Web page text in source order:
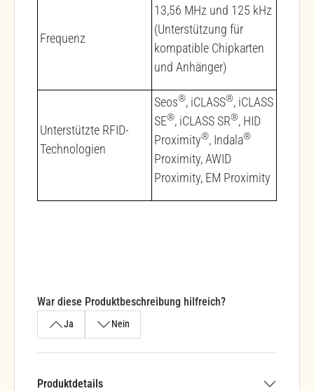
Frequenz
13,56 MHz und 125 kHz
(Unterstützung für
kompatible Chipkarten
und Anhänger)
Unterstützte RFID-
Technologien
Seos®, iCLASS®, iCLASS
SE®, iCLASS SR®, HID
Proximity®, Indala®
Proximity, AWID
Proximity, EM Proximity
War diese Produktbeschreibung hilfreich?
Ja Nein
Produktdetails